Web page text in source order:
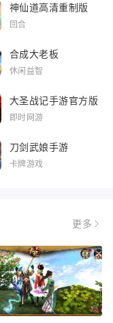
神仙道高清重制版
回合
合成大老板
休闲益智
大圣战记手游官方版
即时网游
刀剑武娘手游
卡牌游戏
更多